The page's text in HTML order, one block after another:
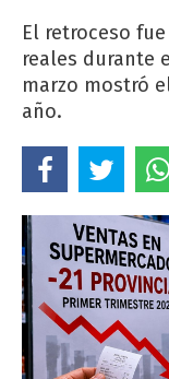
El retroceso
reales durante
marzo mostró
año.